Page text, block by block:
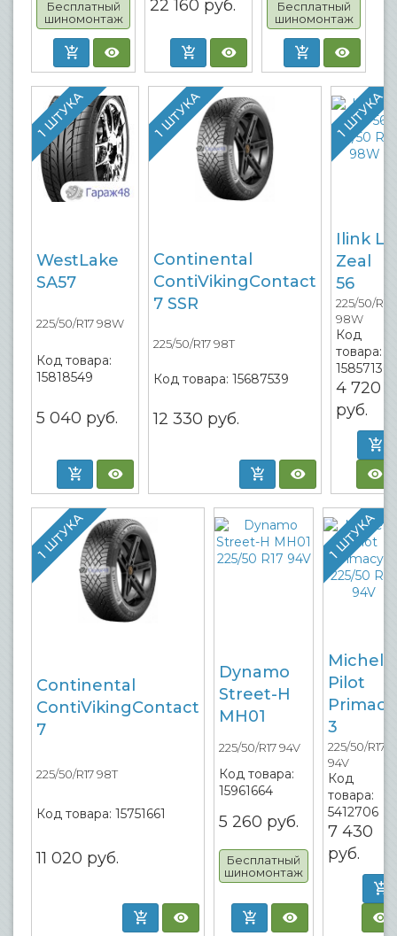
Бесплатный
шиномонтаж
22 160 руб.
Бесплатный
шиномонтаж
1 ШТУКА
WestLake
SA57
225/50/R17 98W
Код товара:
15818549
5 040 руб.
1 ШТУКА
Continental
ContiVikingContact
7 SSR
225/50/R17 98T
Код товара: 15687539
12 330 руб.
1 ШТУКА
Ilink L-
Zeal
56
225/50/R17
98W
Код
товара:
15857130
4 720
руб.
1 ШТУКА
Continental
ContiVikingContact
7
225/50/R17 98T
Код товара: 15751661
11 020 руб.
Dynamo
Street-H
MH01
225/50/R17 94V
Код товара:
15961664
5 260 руб.
Бесплатный
шиномонтаж
1 ШТУКА
Pilot
Primacy
3
225/50/R17
94V
Код
товара:
5412706
7 430
руб.